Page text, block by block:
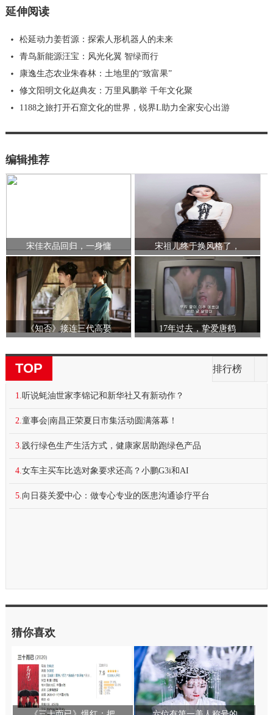
延伸阅读
松延动力姜哲源：探索人形机器人的未来
青鸟新能源汪宝：风光化翼 智绿而行
康逸生态农业朱春林：土地里的“致富果”
修文阳明文化赵典友：万里风鹏举 千年文化聚
1188之旅打开石窟文化的世界，锐界L助力全家安心出游
编辑推荐
宋佳衣品回归，一身慵 宋祖儿终于换风格了，
《知否》接连三代高娶 17年过去，挚爱唐鹤
TOP 排行榜
1.听说蚝油世家李锦记和新华社又有新动作？
2.童事会|南昌正荣夏日市集活动圆满落幕！
3.践行绿色生产生活方式，健康家居助跑绿色产品
4.女车主买车比选对象要求还高？小鹏G3i和AI
5.向日葵关爱中心：做专心专业的医患沟通诊疗平台
猜你喜欢